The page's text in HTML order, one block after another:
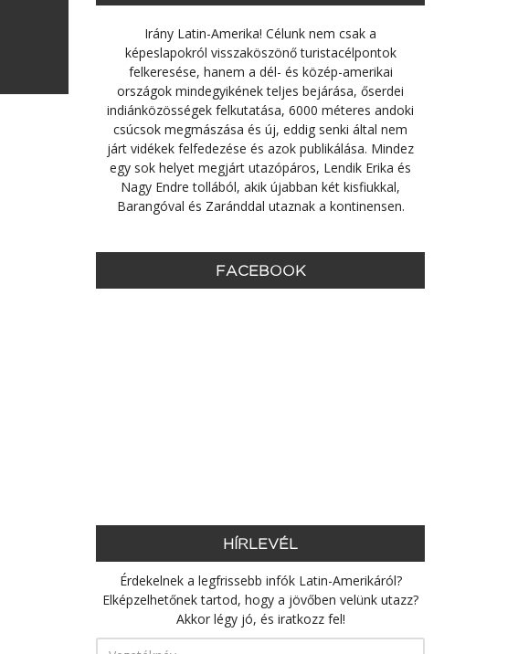
Irány Latin-Amerika! Célunk nem csak a
képeslapokról visszaköszönő turistacélpontok
felkeresése, hanem a dél- és közép-amerikai
országok mindegyikének teljes bejárása, őserdei
indiánközösségek felkutatása, 6000 méteres andoki
csúcsok megmászása és új, eddig senki által nem
járt vidékek felfedezése és azok publikálása. Mindez
egy sok helyet megjárt utazópáros, Lendik Erika és
Nagy Endre tollából, akik újabban két kisfiukkal,
Barangóval és Zaránddal utaznak a kontinensen.
FACEBOOK
HÍRLEVÉL
Érdekelnek a legfrissebb infók Latin-Amerikáról?
Elképzelhetőnek tartod, hogy a jövőben velünk utazz?
Akkor légy jó, és iratkozz fel!